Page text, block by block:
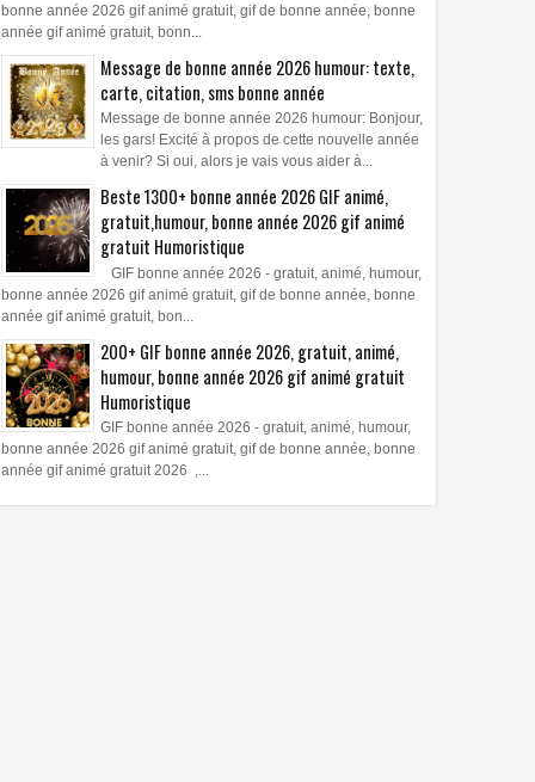
bonne année 2026 gif animé gratuit, gif de bonne année, bonne
année gif animé gratuit, bonn...
Message de bonne année 2026 humour: texte,
carte, citation, sms bonne année
Message de bonne année 2026 humour: Bonjour,
les gars! Excité à propos de cette nouvelle année
à venir? Si oui, alors je vais vous aider à...
Beste 1300+ bonne année 2026 GIF animé,
gratuit,humour, bonne année 2026 gif animé
gratuit Humoristique
GIF bonne année 2026 - gratuit, animé, humour,
bonne année 2026 gif animé gratuit, gif de bonne année, bonne
année gif animé gratuit, bon...
200+ GIF bonne année 2026, gratuit, animé,
humour, bonne année 2026 gif animé gratuit
Humoristique
GIF bonne année 2026 - gratuit, animé, humour,
bonne année 2026 gif animé gratuit, gif de bonne année, bonne
année gif animé gratuit 2026 ,...